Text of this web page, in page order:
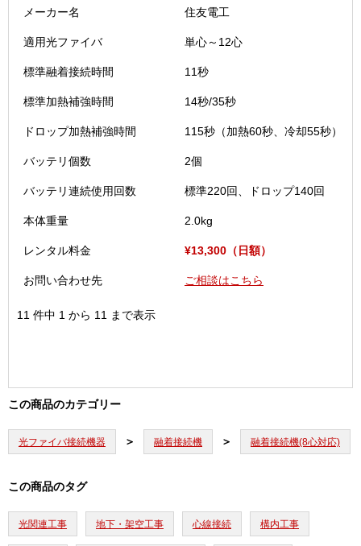
メーカー名 住友電工
適用光ファイバ 単心～12心
標準融着接続時間 11秒
標準加熱補強時間 14秒/35秒
ドロップ加熱補強時間 115秒（加熱60秒、冷却55秒）
バッテリ個数 2個
バッテリ連続使用回数 標準220回、ドロップ140回
本体重量 2.0kg
レンタル料金 ¥13,300（日額）
お問い合わせ先 ご相談はこちら
11 件中 1 から 11 まで表示
この商品のカテゴリー
光ファイバ接続機器 融着接続機 融着接続機(8心対応)
この商品のタグ
光関連工事 地下・架空工事 心線接続 構内工事